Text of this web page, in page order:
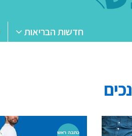
חדשות הבריאות
נכים
כתבה ראש